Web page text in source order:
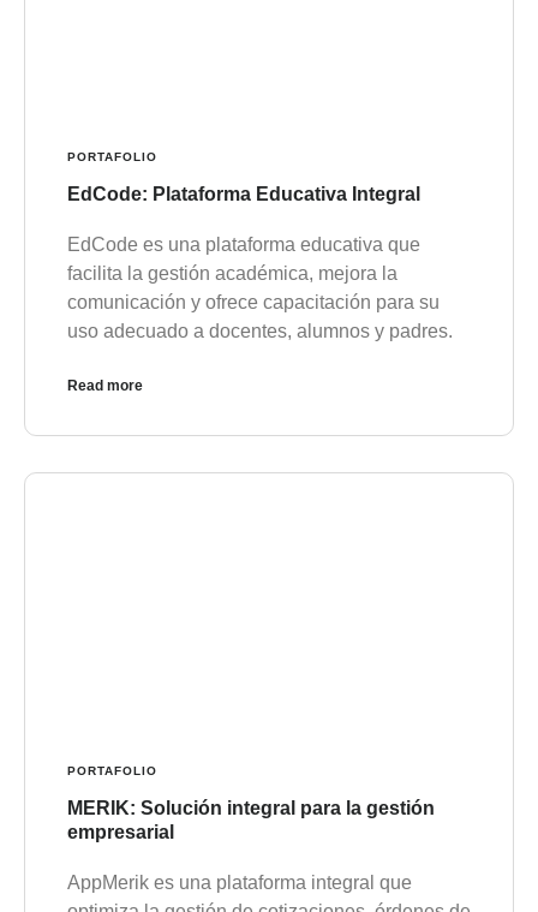
PORTAFOLIO
EdCode: Plataforma Educativa Integral
EdCode es una plataforma educativa que
facilita la gestión académica, mejora la
comunicación y ofrece capacitación para su
uso adecuado a docentes, alumnos y padres.
Read more
PORTAFOLIO
MERIK: Solución integral para la gestión
empresarial
AppMerik es una plataforma integral que